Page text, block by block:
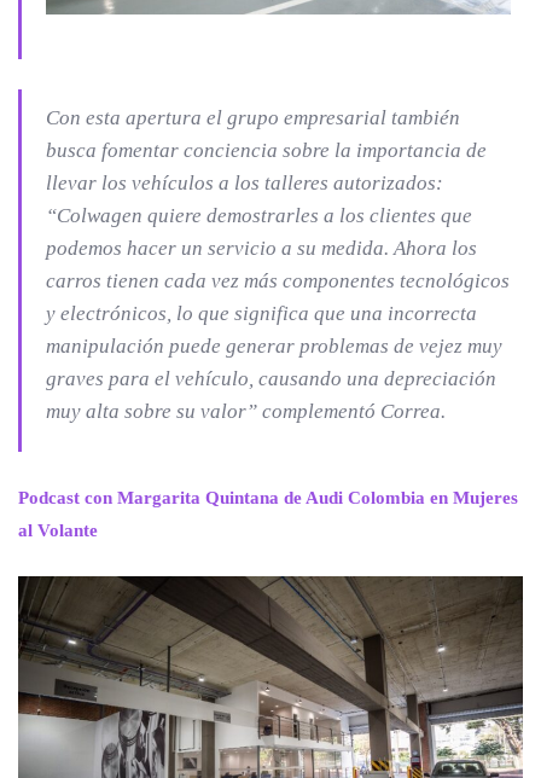
Con esta apertura el grupo empresarial también
busca fomentar conciencia sobre la importancia de
llevar los vehículos a los talleres autorizados:
“Colwagen quiere demostrarles a los clientes que
podemos hacer un servicio a su medida. Ahora los
carros tienen cada vez más componentes tecnológicos
y electrónicos, lo que significa que una incorrecta
manipulación puede generar problemas de vejez muy
graves para el vehículo, causando una depreciación
muy alta sobre su valor” complementó Correa.
Podcast con Margarita Quintana de Audi Colombia en Mujeres
al Volante